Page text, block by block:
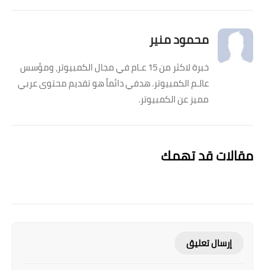
محمود منير
خبرة لاكثر من 15 عـام في مجال الكمبيوتر، ومؤسس
عالـم الكمبيوتر. هدفي دائماً هو تقديم محتوى عربي
مميز عن الكمبيوتر.
مقالات قد تهمك
إرسال تعليق